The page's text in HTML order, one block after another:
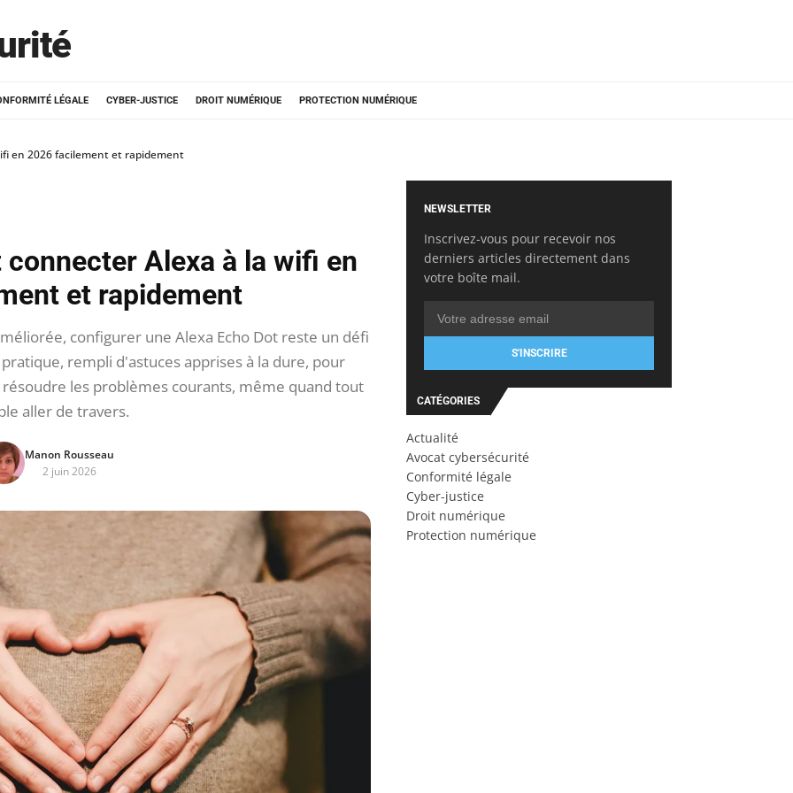
LÉGALE CYBER-JUSTICE DROIT NUMÉRIQUE PROTECTION NUMÉRIQUE
en 2026 facilement et rapidement
Alexa à la wifi en
et rapidement
configurer une Alexa Echo Dot reste un défi
rempli d'astuces apprises à la dure, pour
les problèmes courants, même quand tout
aller de travers.
Manon Rousseau
2 juin 2026
NEWSLETTER
Inscrivez-vous pour recevoir nos
derniers articles directement dans
votre boîte mail.
S'INSCRIRE
CATÉGORIES
Actualité
Avocat cybersécurité
Conformité légale
Cyber-justice
Droit numérique
Protection numérique